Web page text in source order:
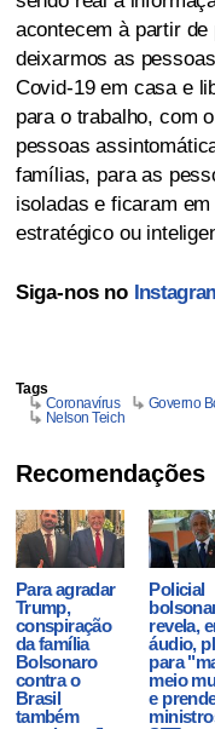
acontecem à partir
deixarmos as
Covid-19 em casa e
para o trabalho, com
pessoas
famílias, para as
isoladas e ficaram
estratégico ou
Siga-nos no
Tags
Coronavírus
Governo
Nelson Teich
Recomendações
Para agradar
Trump,
conspiração
da família
Bolsonaro
contra o
Brasil
também
Policial
revela,
áudio,
para
meio
e